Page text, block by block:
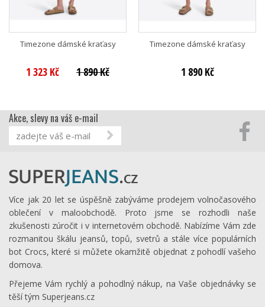
Timezone dámské kraťasy
1 323 Kč 1 890 Kč
Timezone dámské kraťasy
1 890 Kč
Akce, slevy na váš e-mail
Více jak 20 let se úspěšně zabýváme prodejem volnočasového
oblečení v maloobchodě. Proto jsme se rozhodli naše
zkušenosti zúročit i v internetovém obchodě. Nabízíme Vám zde
rozmanitou škálu jeansů, topů, svetrů a stále více populárních
bot Crocs, které si můžete okamžitě objednat z pohodlí vašeho
domova.
Přejeme Vám rychlý a pohodlný nákup, na Vaše objednávky se
těší tým Superjeans.cz